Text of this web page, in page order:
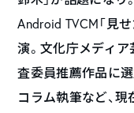
Android TVCM「見
演。文化庁メディ
査委員推薦作品に
コラム執筆など、